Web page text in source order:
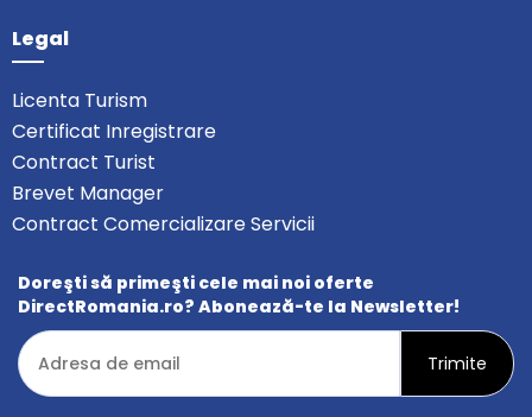
Legal
Licenta Turism
Certificat Inregistrare
Contract Turist
Brevet Manager
Contract Comercializare Servicii
Doreşti să primeşti cele mai noi oferte
DirectRomania.ro? Abonează-te la Newsletter!